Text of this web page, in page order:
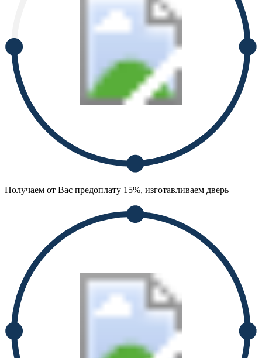
Получаем от Вас предоплату 15%, изготавливаем дверь